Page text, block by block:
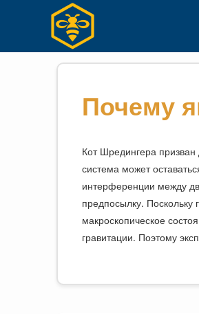
содержимому
Почему
Кот Шредингера
система может
интерференции между
предпосылку.
макроскопическое
гравитации. Поэтому